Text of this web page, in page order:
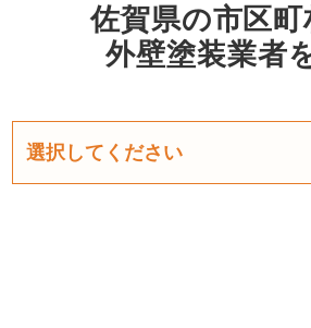
佐賀県の市区町
外壁塗装業者